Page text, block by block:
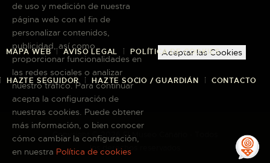
MAPA WEB AVISO LEGAL POLÍTICA DE COOKIES
HAZTE SEGUIDOR HAZTE SOCIO / GUARDIÁN CONTACTO
Copyright © 2026 El Museo Canario · Todos
los derechos reservados
de uso y medición de nuestra
página web con el fin de
personalizar contenidos,
publicidad, así como
proporcionar funcionalidades en
las redes sociales o analizar
nuestro tráfico. Para continuar
acepta la configuración de
nuestras cookies. Puede obtener
más información, o bien conocer
cómo cambiar la configuración,
en nuestra Política de cookies
Aceptar las Cookies